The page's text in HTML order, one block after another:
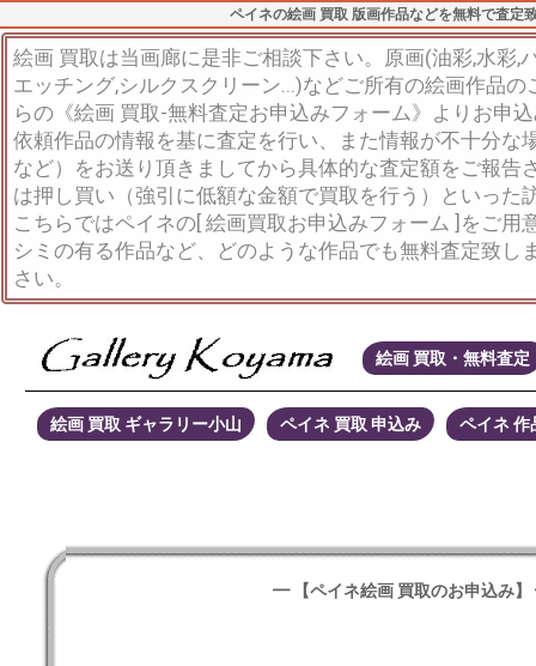
ペイネの絵画 買取 版画作品などを無料で査定
絵画 買取は当画廊に是非ご相談下さい。原画(油彩,水彩,
エッチング,シルクスクリーン...)などご所有の絵画作品
らの《絵画 買取-無料査定お申込みフォーム》よりお申
依頼作品の情報を基に査定を行い、また情報が不十分な
など）をお送り頂きましてから具体的な査定額をご報告
は押し買い（強引に低額な金額で買取を行う）といった
こちらではペイネの[ 絵画買取お申込みフォーム ]をご用
シミの有る作品など、どのような作品でも無料査定致し
さい。
絵画 買取・無料査定
絵画 買取 ギャラリー小山 ペイネ 買取 申込み ペイネ 作
━ 【ペイネ絵画 買取のお申込み